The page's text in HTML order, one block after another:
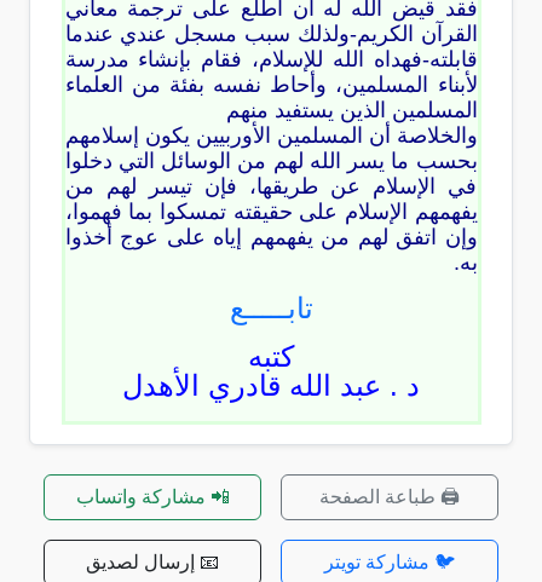
فقد قيض الله له أن اطلع على ترجمة معاني
القرآن الكريم-ولذلك سبب مسجل عندي عندما
قابلته-فهداه الله للإسلام، فقام بإنشاء مدرسة
لأبناء المسلمين، وأحاط نفسه بفئة من العلماء
المسلمين الذين يستفيد منهم
والخلاصة أن المسلمين الأوربيين يكون إسلامهم
بحسب ما يسر الله لهم من الوسائل التي دخلوا
في الإسلام عن طريقها، فإن تيسر لهم من
يفهمهم الإسلام على حقيقته تمسكوا بما فهموا،
وإن اتفق لهم من يفهمهم إياه على عوج أخذوا
به.
تابـــــع
كتبه
د . عبد الله قادري الأهدل
🖨️ طباعة الصفحة 📲 مشاركة واتساب
🐦 مشاركة تويتر 📧 إرسال لصديق